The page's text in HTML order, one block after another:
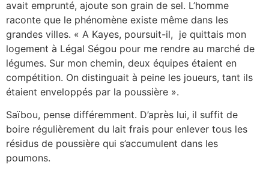
avait emprunté, ajoute son grain de sel. L’homme
raconte que le phénomène existe même dans les
grandes villes. « A Kayes, poursuit-il, je quittais mon
logement à Légal Ségou pour me rendre au marché de
légumes. Sur mon chemin, deux équipes étaient en
compétition. On distinguait à peine les joueurs, tant ils
étaient enveloppés par la poussière ».
Saïbou, pense différemment. D’après lui, il suffit de
boire régulièrement du lait frais pour enlever tous les
résidus de poussière qui s’accumulent dans les
poumons.